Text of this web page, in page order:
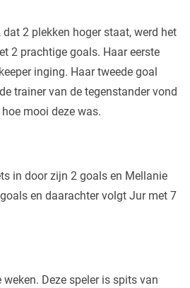
2 plekken hoger staat, werd het
2 prachtige goals. Haar eerste
inging. Haar tweede goal
trainer van de tegenstander vond
mooi deze was.
in door zijn 2 goals en Mellanie
en daarachter volgt Jur met 7
Deze speler is spits van